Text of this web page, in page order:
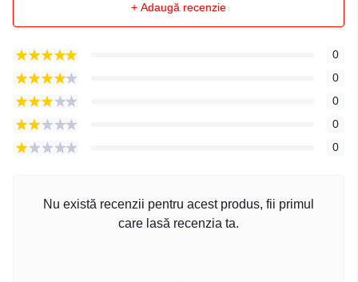
+ Adaugă recenzie
0
0
0
0
0
Nu există recenzii pentru acest produs, fii primul
care lasă recenzia ta.